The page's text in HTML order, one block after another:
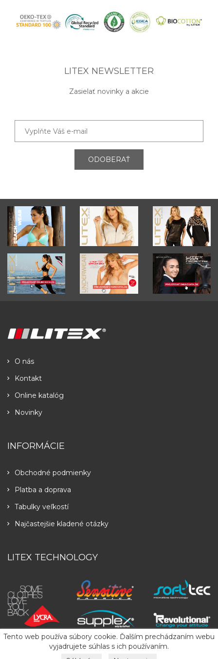
LITEX NEWSLETTER
Zasielať novinky a akcie
ODOBERAŤ
Tento web používa súbory cookie. Ďalším prechádzaním webu
vyjadrujete súhlas s ich používaním.
O nás
Kontakt
Online katalóg
Novinky
INFORMÁCIE
Obchodné podmienky
Platba a doprava
Tabulky veľkostí
Najčastejšie kladené otázky
LITEX TECHNOLOGY